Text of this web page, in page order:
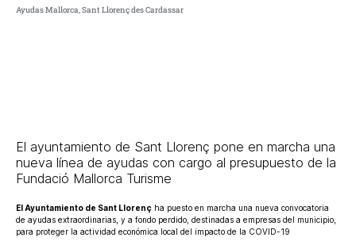
Ayudas Mallorca,Sant Llorenç des Cardassar
El ayuntamiento de Sant Llorenç pone en marcha una
nueva línea de ayudas con cargo al presupuesto de la
Fundació Mallorca Turisme
El Ayuntamiento de Sant Llorenç ha puesto en marcha una nueva convocatoria
de ayudas extraordinarias, y a fondo perdido, destinadas a empresas del municipio,
para proteger la actividad económica local del impacto de la COVID-19